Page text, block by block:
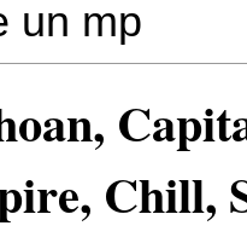
un mp
Chill,